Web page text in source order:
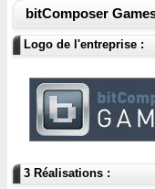
bitComposer
Logo de l'entreprise :
3 Réalisations :